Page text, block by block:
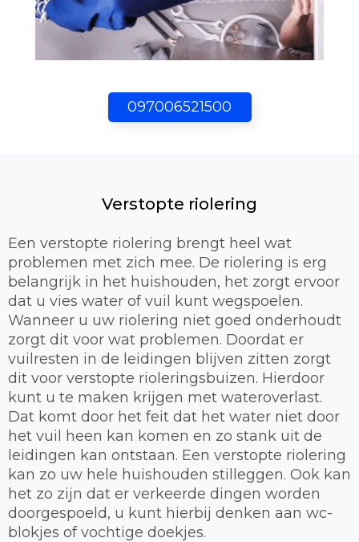
097006521500
Verstopte riolering
Een verstopte riolering brengt heel wat
problemen met zich mee. De riolering is erg
belangrijk in het huishouden, het zorgt ervoor
dat u vies water of vuil kunt wegspoelen.
Wanneer u uw riolering niet goed onderhoudt
zorgt dit voor wat problemen. Doordat er
vuilresten in de leidingen blijven zitten zorgt
dit voor verstopte rioleringsbuizen. Hierdoor
kunt u te maken krijgen met wateroverlast.
Dat komt door het feit dat het water niet door
het vuil heen kan komen en zo stank uit de
leidingen kan ontstaan. Een verstopte riolering
kan zo uw hele huishouden stilleggen. Ook kan
het zo zijn dat er verkeerde dingen worden
doorgespoeld, u kunt hierbij denken aan wc-
blokjes of vochtige doekjes.